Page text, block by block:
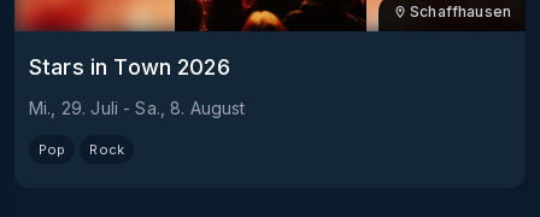
Schaffhausen
Stars in Town 2026
Mi., 29. Juli - Sa., 8. August
Pop Rock